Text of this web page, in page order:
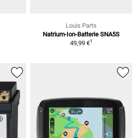
Louis Parts
Natrium-Ion-Batterie SNA5S
49,99 €1